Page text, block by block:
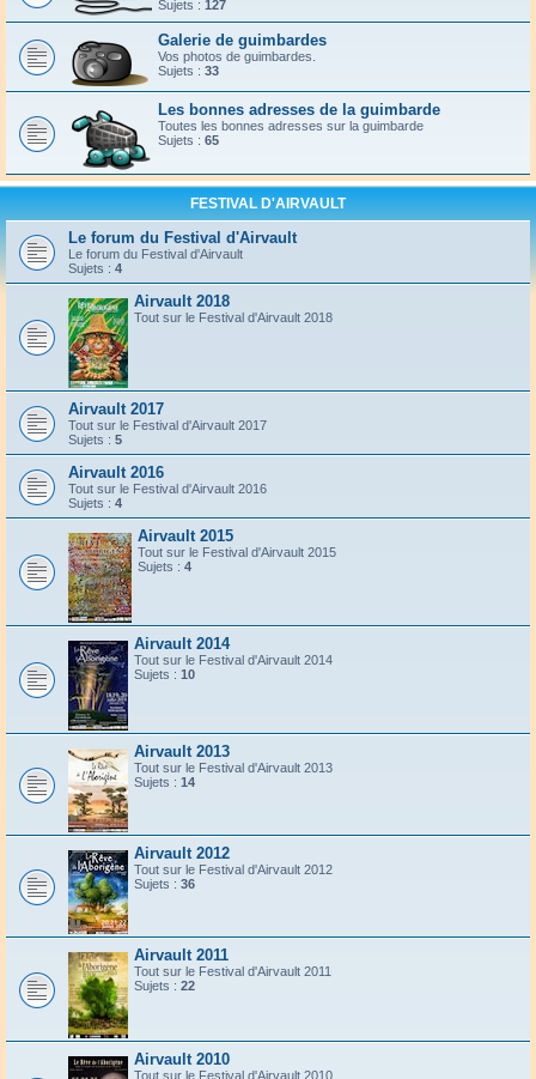
Sujets : 127
Galerie de guimbardes
Vos photos de guimbardes.
Sujets : 33
Les bonnes adresses de la guimbarde
Toutes les bonnes adresses sur la guimbarde
Sujets : 65
FESTIVAL D'AIRVAULT
Le forum du Festival d'Airvault
Le forum du Festival d'Airvault
Sujets : 4
Airvault 2018
Tout sur le Festival d'Airvault 2018
Airvault 2017
Tout sur le Festival d'Airvault 2017
Sujets : 5
Airvault 2016
Tout sur le Festival d'Airvault 2016
Sujets : 4
Airvault 2015
Tout sur le Festival d'Airvault 2015
Sujets : 4
Airvault 2014
Tout sur le Festival d'Airvault 2014
Sujets : 10
Airvault 2013
Tout sur le Festival d'Airvault 2013
Sujets : 14
Airvault 2012
Tout sur le Festival d'Airvault 2012
Sujets : 36
Airvault 2011
Tout sur le Festival d'Airvault 2011
Sujets : 22
Airvault 2010
Tout sur le Festival d'Airvault 2010